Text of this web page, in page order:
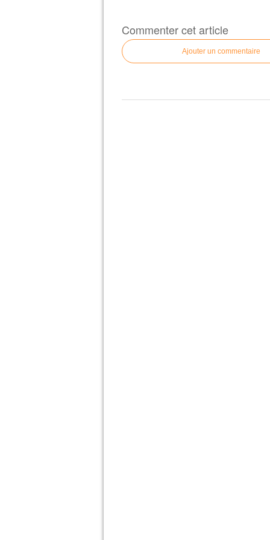
Commenter cet article
Ajouter un commentaire